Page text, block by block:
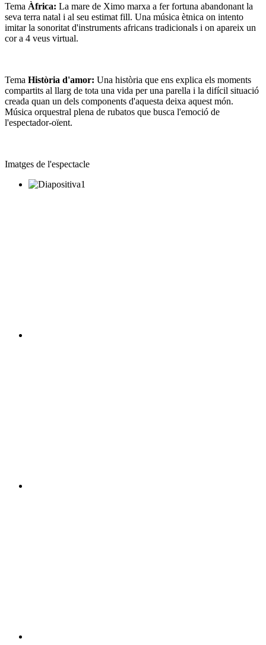
Tema Àfrica: La mare de Ximo marxa a fer fortuna abandonant la
seva terra natal i al seu estimat fill. Una música ètnica on intento
imitar la sonoritat d'instruments africans tradicionals i on apareix un
cor a 4 veus virtual.
Tema Història d'amor: Una història que ens explica els moments
compartits al llarg de tota una vida per una parella i la difícil situació
creada quan un dels components d'aquesta deixa aquest món.
Música orquestral plena de rubatos que busca l'emoció de
l'espectador-oïent.
Imatges de l'espectacle